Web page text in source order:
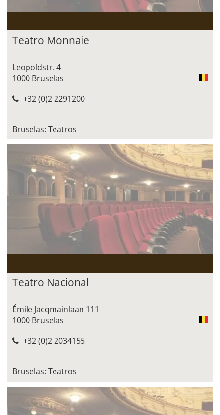
Teatro Monnaie
Leopoldstr. 4
1000 Bruselas
+32 (0)2 2291200
Bruselas: Teatros
Teatro Nacional
Émile Jacqmainlaan 111
1000 Bruselas
+32 (0)2 2034155
Bruselas: Teatros